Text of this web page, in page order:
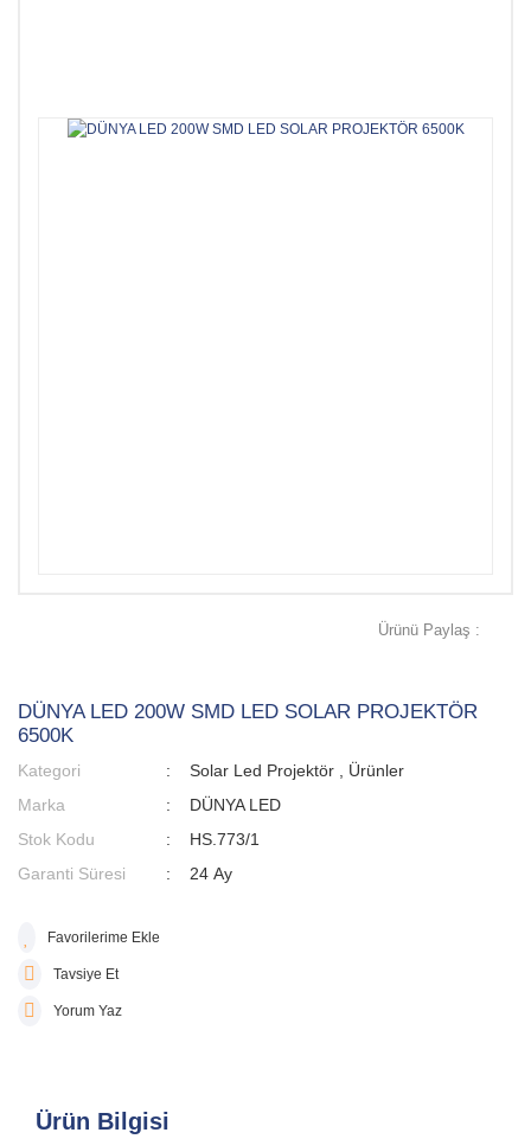
Ürünü Paylaş :
DÜNYA LED 200W SMD LED SOLAR PROJEKTÖR
6500K
Kategori Solar Led Projektör
Ürünler
Marka
DÜNYA LED
Stok Kodu
HS.773/1
Garanti Süresi
24 Ay
Tavsiye Et
Yorum Yaz
Ürün Bilgisi